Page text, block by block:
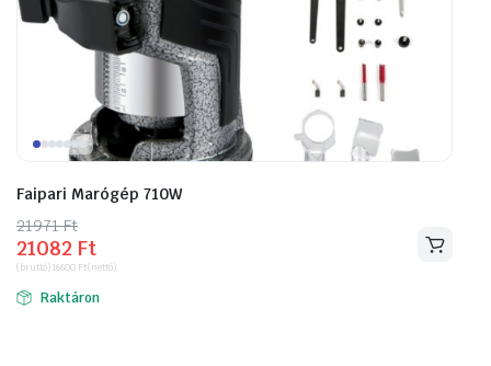
Faipari Marógép 710W
21971Ft
Original
price
was:
21971 Ft.
21082 Ft
Current
price
is:
21082 Ft.
(bruttó)16600 Ft(nettó)
Raktáron